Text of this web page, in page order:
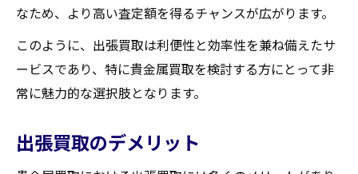
なため、より高い査定額を得るチャンスが広がります。
このように、出張買取は利便性と効率性を兼ね備えたサ
ービスであり、特に貴金属買取を検討する方にとって非
常に魅力的な選択肢となります。
出張買取のデメリット